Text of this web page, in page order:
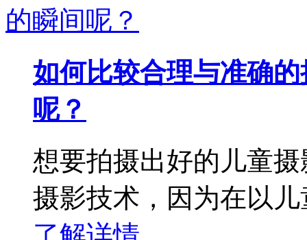
如何比较合理与准确
呢？
想要拍摄出好的儿童
摄影技术，因为在以